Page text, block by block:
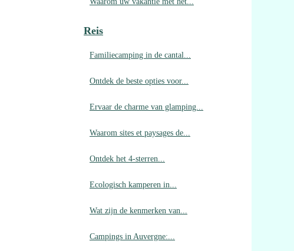
Reis
Familiecamping in de cantal...
Ontdek de beste opties voor...
Ervaar de charme van glamping...
Waarom sites et paysages de...
Ontdek het 4-sterren...
Ecologisch kamperen in...
Wat zijn de kenmerken van...
Campings in Auvergne:...